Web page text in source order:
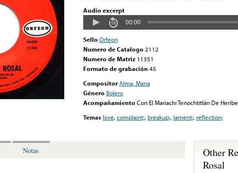
Audio excerpt
00:00
Sello Orfeon
Numero de Catalogo 2112
Numero de Matriz 11351
Formato de grabación 45
CompositorAlma, Maria
Género Bolero
Acompañamiento Con El Mariachi Tenochtitlán De
Temas love,complaint;, breakup;, lament;, reflection;
Notas
Other
Rosal